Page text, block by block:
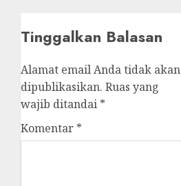
Tinggalkan Balasan
Alamat email Anda tidak akan
dipublikasikan. Ruas yang
wajib ditandai *
Komentar *